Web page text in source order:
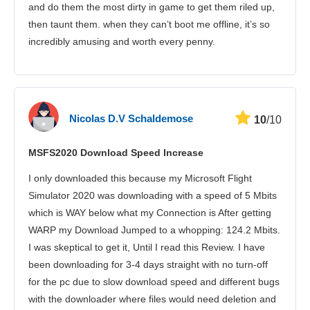
and do them the most dirty in game to get them riled up,
then taunt them. when they can’t boot me offline, it’s so
incredibly amusing and worth every penny.
Nicolas D.V Schaldemose 10/10
MSFS2020 Download Speed Increase
I only downloaded this because my Microsoft Flight
Simulator 2020 was downloading with a speed of 5 Mbits
which is WAY below what my Connection is After getting
WARP my Download Jumped to a whopping: 124.2 Mbits.
I was skeptical to get it, Until I read this Review. I have
been downloading for 3-4 days straight with no turn-off
for the pc due to slow download speed and different bugs
with the downloader where files would need deletion and